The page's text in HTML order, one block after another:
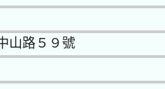
山路５９號